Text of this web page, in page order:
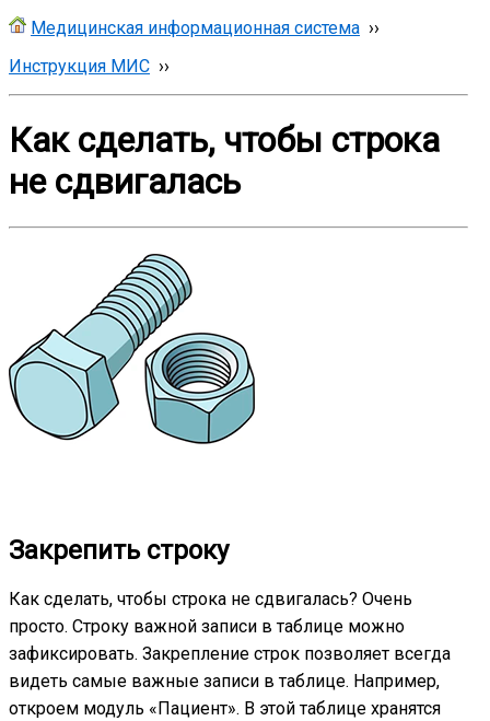
Медицинская информационная система ››
Инструкция МИС ››
Как сделать, чтобы строка
не сдвигалась
Закрепить строку
Как сделать, чтобы строка не сдвигалась? Очень
просто. Строку важной записи в таблице можно
зафиксировать. Закрепление строк позволяет всегда
видеть самые важные записи в таблице. Например,
откроем модуль «Пациент». В этой таблице хранятся